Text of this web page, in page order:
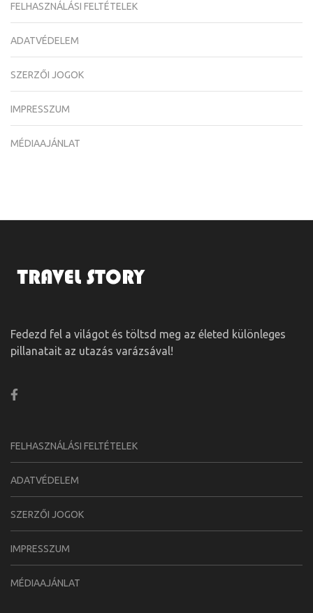
FELHASZNÁLÁSI FELTÉTELEK
ADATVÉDELEM
SZERZŐI JOGOK
IMPRESSZUM
MÉDIAAJÁNLAT
Fedezd fel a világot és töltsd meg az életed különleges
pillanatait az utazás varázsával!
FELHASZNÁLÁSI FELTÉTELEK
ADATVÉDELEM
SZERZŐI JOGOK
IMPRESSZUM
MÉDIAAJÁNLAT